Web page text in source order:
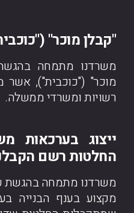
"קבלן מוכר"
משרדנו מתמחה
מוכר" ("כוכבית"),
רשויות ומשרדי ממשלה.
ייצוג בערכאות
החלטות רשם
משרדנו מתמחה בהגשת
מקצוע בענף הבנייה